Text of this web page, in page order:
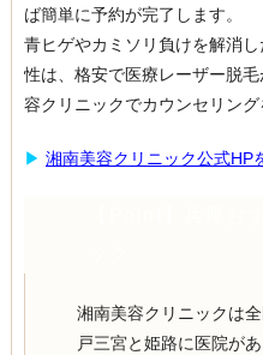
ば簡単に予約が完了します。
青ヒゲやカミソリ負けを解消
性は、格安で医療レーザー脱
容クリニックでカウンセリン
▶︎ 湘南美容クリニック公式HP
湘南美容クリニックは
戸三宮と姫路に医院があ